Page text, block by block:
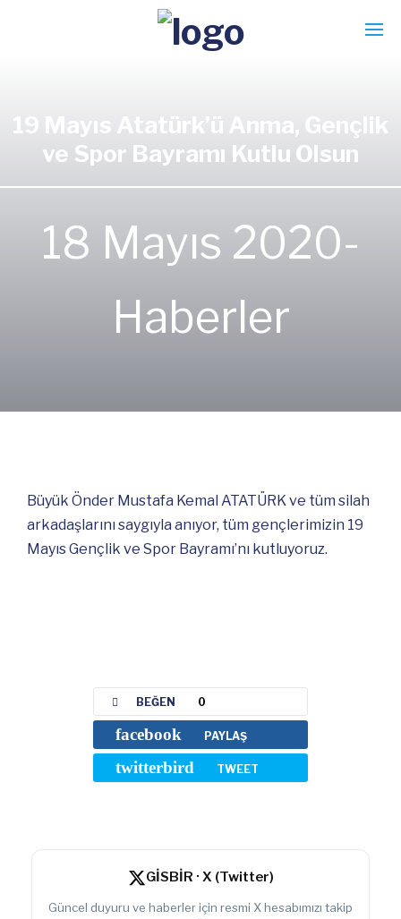
19 Mayıs Atatürk’ü Anma, Gençlik
ve Spor Bayramı Kutlu Olsun
18 Mayıs 2020-
Haberler
Büyük Önder Mustafa Kemal ATATÜRK ve tüm silah
arkadaşlarını saygıyla anıyor, tüm gençlerimizin 19
Mayıs Gençlik ve Spor Bayramı’nı kutluyoruz.
BEĞEN 0
facebook PAYLAŞ
twitterbird TWEET
GİSBİR · X (Twitter)
Güncel duyuru ve haberler için resmi X hesabımızı takip